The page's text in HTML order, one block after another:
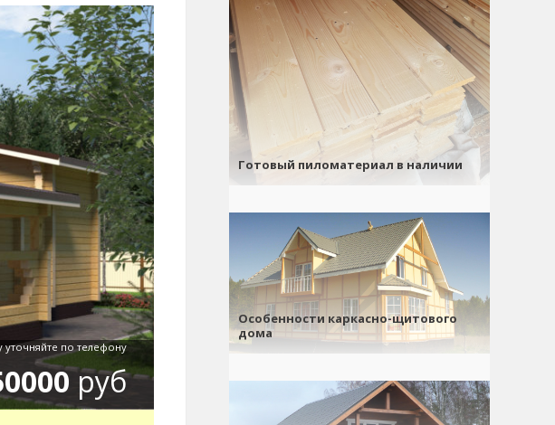
уточняйте по телефону
руб
Готовый пиломатериал в наличии
Особенности каркасно-щитового
дома